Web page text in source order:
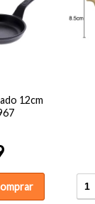
12cm